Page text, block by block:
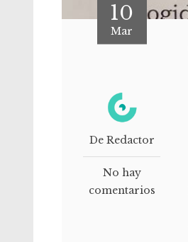
10
Mar
De Redactor
No hay
comentarios